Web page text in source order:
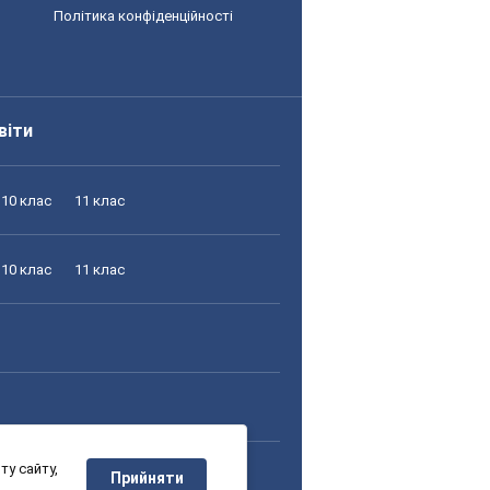
Політика конфіденційності
10 клас 11 клас
10 клас 11 клас
10 клас 11 клас
сайту,
Прийняти